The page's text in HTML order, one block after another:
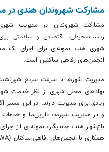
مشارکت شهروندان هندی در
مشارکت شهروندان در مدیریت شهری
زیست‌محیطی، اقتصادی و سلامتی
شهری هند، نمونه‌ای برای اجرای یک
انجمن‌های رفاهی ساکنین است.
مدیریت شهرها با سرعت سریع
نهادهای محلی شهری از نظر خدمات
زیادی برای مدیریت دارند. در این مسیر
و در مدیریت شهرها، دارایی‌ها و
باغ‌شهر هند، چاندیگار، نمونه‌ای از
همکاری با انجمن‌های رفاهی ساکنان (RWAها) ارائه کرده است.